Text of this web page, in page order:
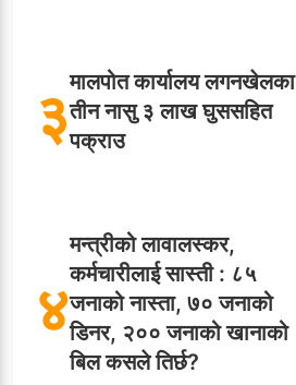
३मालपोत कार्यालय लगनखेलका
तीन नासु ३ लाख घुससहित
पक्राउ
४
मन्त्रीको लावालस्कर,
कर्मचारीलाई सास्ती : ८५
जनाको नास्ता, ७० जनाको
डिनर, २०० जनाको खानाको
बिल कसले तिर्छ?